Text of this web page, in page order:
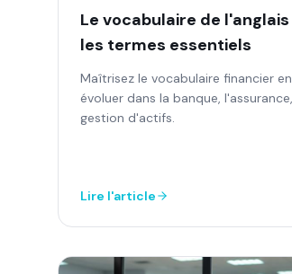
Le vocabulaire de
les termes essentiels
Maîtrisez le vocabulaire financier
évoluer dans la banque,
gestion d'actifs.
Lire l'article